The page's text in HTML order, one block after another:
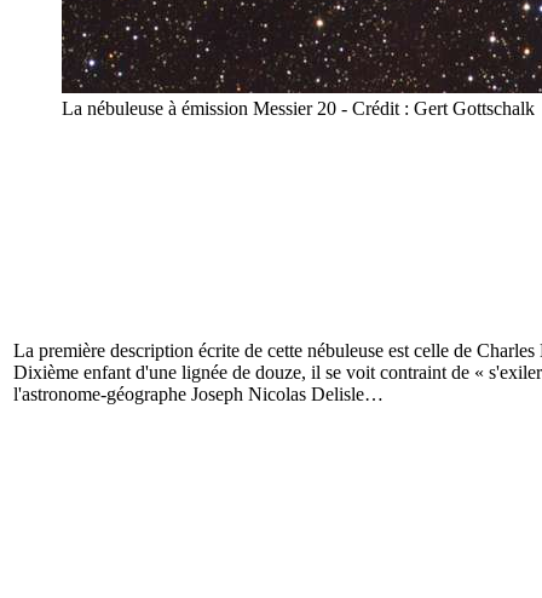
La nébuleuse à émission Messier 20 - Crédit : Gert Gottschalk
La première description écrite de cette nébuleuse est celle de Charles
Dixième enfant d'une lignée de douze, il se voit contraint de «
l'astronome-géographe Joseph Nicolas Delisle…